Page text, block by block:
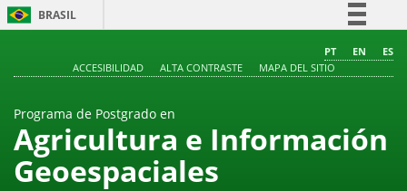
BRASIL
Comunica BR
Acesso à informação
Legislação
PT EN
ES
ACCESIBILIDAD
ALTA CONTRASTE MAPA DEL SITIO
Programa de Postgrado en
Agricultura e Información
Geoespaciales